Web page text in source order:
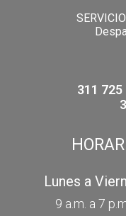
311 725
Lunes a
9 a.m. a 7